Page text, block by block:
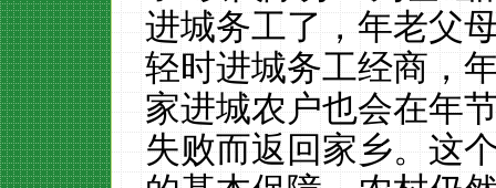
进城务工了，年老父
轻时进城务工经商，
家进城农户也会在年
失败而返回家乡。这